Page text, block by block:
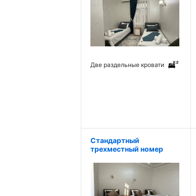
Две раздельные кровати
Стандартный
трехместный номер